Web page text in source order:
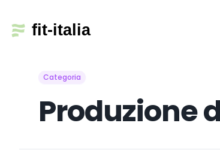
Categoria
Produzione